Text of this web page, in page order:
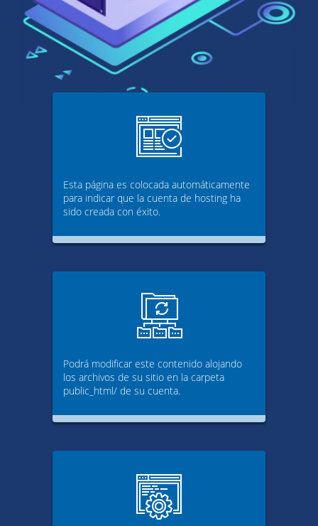
Esta página es colocada automáticamente
para indicar que la cuenta de hosting ha
sido creada con éxito.
Podrá modificar este contenido alojando
los archivos de su sitio en la carpeta
public_html/ de su cuenta.